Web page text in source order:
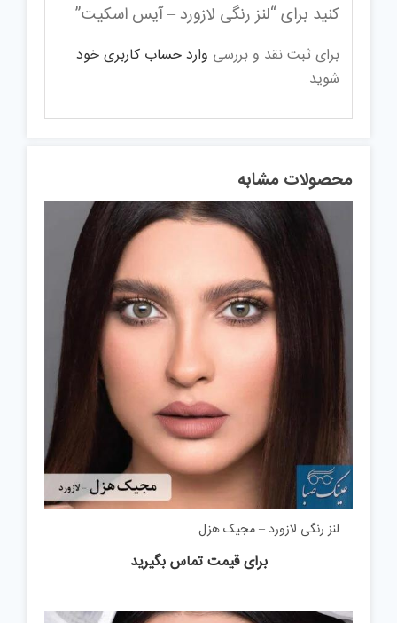
کنید برای “لنز رنگی لازورد – آیس اسکیت”
برای ثبت نقد و بررسی وارد حساب کاربری خود
شوید.
محصولات مشابه
لنز رنگی لازورد – مجیک هزل
برای قیمت تماس بگیرید